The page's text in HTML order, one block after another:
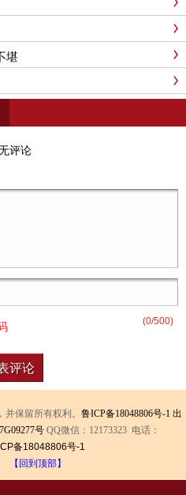
堪
评论
(0/500)
保留所有权利。 鲁ICP备18048806号-1 出
号 QQ微信：12173323 电话：
备18048806号-1
【回到顶部】